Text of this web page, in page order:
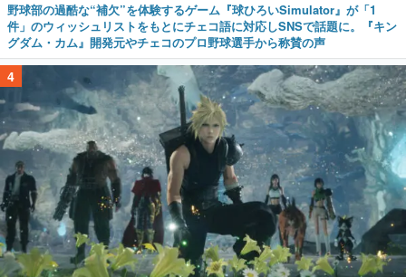
野球部の過酷な“補欠”を体験するゲーム『球ひろいSimulator』が「1
件」のウィッシュリストをもとにチェコ語に対応しSNSで話題に。『キン
グダム・カム』開発元やチェコのプロ野球選手から称賛の声
4